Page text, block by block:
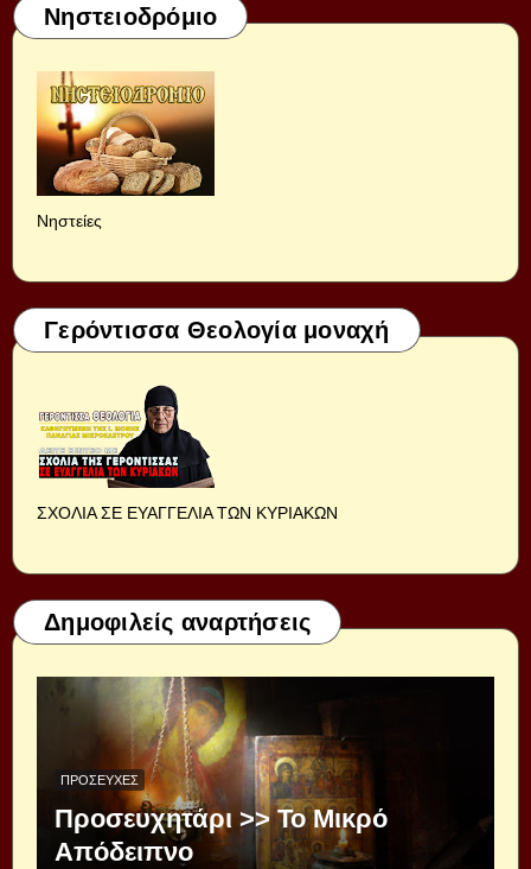
Νηστειοδρόμιο
Νηστείες
Γερόντισσα Θεολογία μοναχή
ΣΧΟΛΙΑ ΣΕ ΕΥΑΓΓΕΛΙΑ ΤΩΝ ΚΥΡΙΑΚΩΝ
Δημοφιλείς αναρτήσεις
ΠΡΟΣΕΥΧΈΣ
Προσευχητάρι >> Το Μικρό
Απόδειπνο